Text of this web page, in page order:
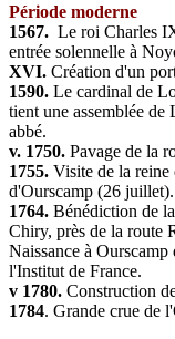
Période moderne
1567. Le roi Charles
entrée solennelle à
XVI. Création d'un
1590. Le cardinal de
tient une assemblée
abbé.
v. 1750. Pavage de la
1755. Visite de la reine
d'Ourscamp (26 juillet).
1764. Bénédiction de
Chiry, près de la route
Naissance à
l'Institut de France.
v 1780. Construction
1784. Grande crue de